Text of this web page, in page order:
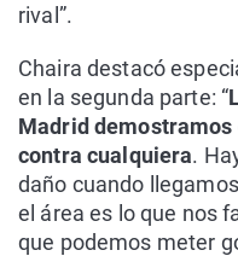
rival”.
Chaira destacó
en la segunda parte: “
Madrid
contra cualquiera.
daño cuando
el área es lo que nos
que podemos meter